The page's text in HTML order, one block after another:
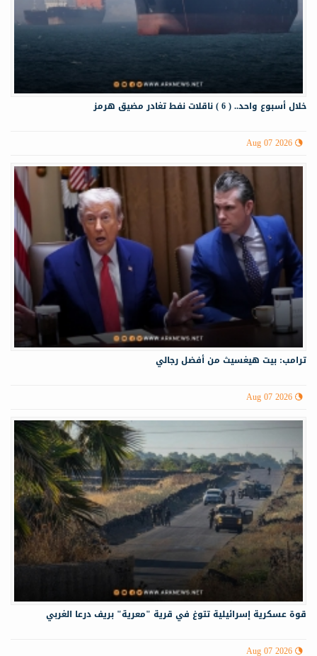
خلال أسبوع واحد.. ( 6 ) ناقلات نفط تغادر مضيق هرمز
Aug 07 2026
ترامب: بيت هيغسيث من أفضل رجالي
Aug 07 2026
قوة عسكرية إسرائيلية تتوغ في قرية "معرية" بريف درعا الغربي
Aug 07 2026